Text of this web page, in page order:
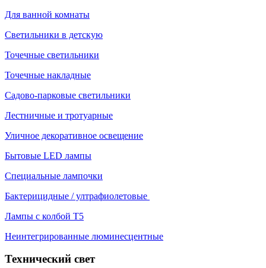
Для ванной комнаты
Светильники в детскую
Точечные светильники
Точечные накладные
Садово-парковые светильники
Лестничные и тротуарные
Уличное декоративное освещение
Бытовые LED лампы
Специальные лампочки
Бактерицидные / ултрафиолетовые
Лампы с колбой Т5
Неинтегрированные люминесцентные
Технический свет